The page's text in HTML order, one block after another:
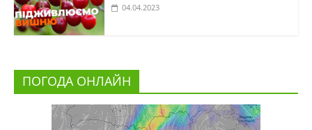
04.04.2023
ПОГОДА ОНЛАЙН